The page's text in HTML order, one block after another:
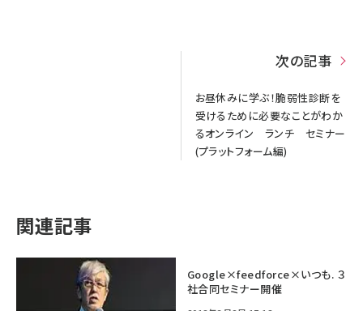
次の記事
お昼休みに学ぶ！脆弱性診断を
受けるために必要なことがわか
るオンライン ランチ セミナー
(プラットフォーム編)
関連記事
Google×feedforce×いつも. ３
社合同セミナー開催